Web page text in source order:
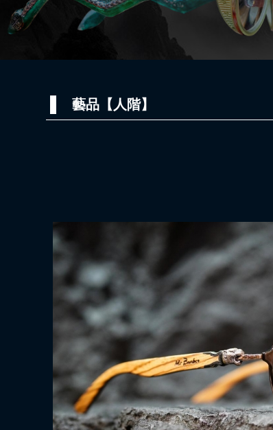
藝品【人階】